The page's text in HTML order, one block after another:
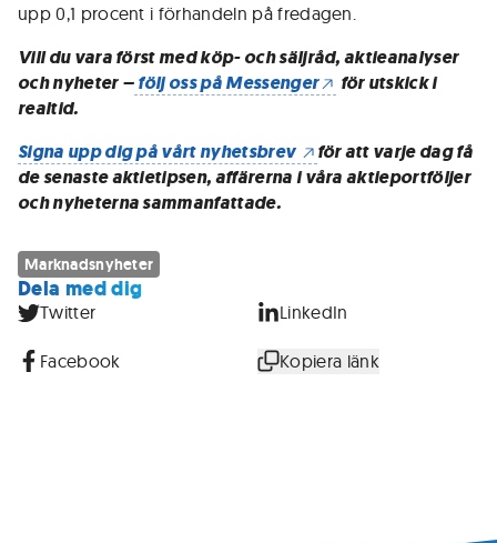
upp 0,1 procent i förhandeln på fredagen.
Vill du vara först med köp- och säljråd, aktieanalyser
och nyheter –följ oss på Messenger
för utskick i
realtid.
Signa upp dig på vårt nyhetsbrev
för att varje dag få
de senaste aktietipsen, affärerna i våra aktieportföljer
och nyheterna sammanfattade.
Marknadsnyheter
Dela med dig
Twitter LinkedIn
Facebook Kopiera länk